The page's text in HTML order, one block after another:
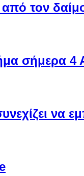
τον
σήμερα 4
να